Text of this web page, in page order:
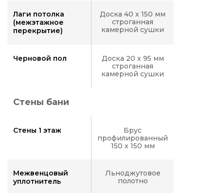
Лаги потолка
(межэтажное
перекрытие)
Доска 40 х 150 мм
строганная
камерной сушки
Черновой пол
Доска 20 х 95 мм
строганная
камерной сушки
Стены бани
Стены 1 этаж
Брус
профилированный
150 х 150 мм
Межвенцовый
уплотнитель
Льноджутовое
полотно